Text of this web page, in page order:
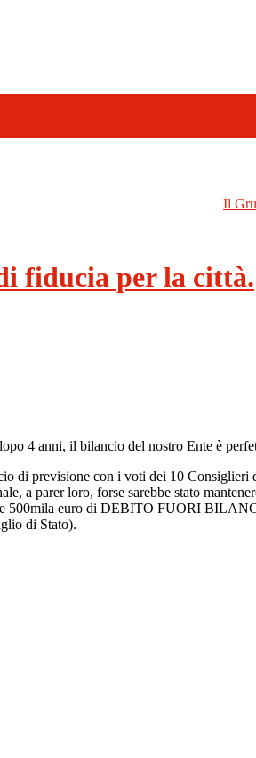
Il
fiducia per la città.
4 anni, il bilancio del nostro Ente è
di previsione con i voti dei 10 Consiglieri
a parer loro, forse sarebbe stato
500mila euro di DEBITO FUORI
di Stato).